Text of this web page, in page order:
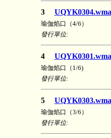
3 UQYK0304.wma
瑜伽焰口（4/6）
發行單位:
4 UQYK0301.wma
瑜伽焰口（1/6)
發行單位:
5 UQYK0303.wma
瑜伽焰口（3/6）
發行單位: